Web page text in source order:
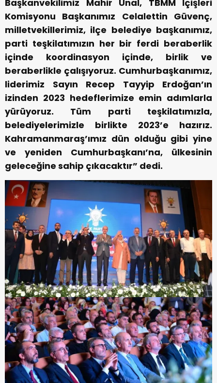
Başkanvekilimiz Mahir Ünal, TBMM İçişleri
Komisyonu Başkanımız Celalettin Güvenç,
milletvekillerimiz, ilçe belediye başkanımız,
parti teşkilatımızın her bir ferdi beraberlik
içinde koordinasyon içinde, birlik ve
beraberlikle çalışıyoruz. Cumhurbaşkanımız,
liderimiz Sayın Recep Tayyip Erdoğan’ın
izinden 2023 hedeflerimize emin adımlarla
yürüyoruz. Tüm parti teşkilatımızla,
belediyelerimizle birlikte 2023’e hazırız.
Kahramanmaraş’ımız dün olduğu gibi yine
ve yeniden Cumhurbaşkanı’na, ülkesinin
geleceğine sahip çıkacaktır” dedi.